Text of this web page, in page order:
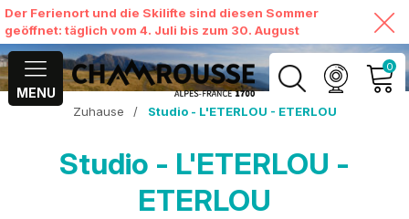
Der Ferienort und die Skilifte sind diesen Sommer
geöffnet: täglich vom 4. Juli bis zum 30. August
MENU
0
MEIN KONTO
MEINEN WARENKORB
Zuhause / Studio - L'ETERLOU - ETERLOU
Studio - L'ETERLOU -
ETERLOU